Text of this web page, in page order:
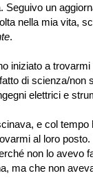
Seguivo un
nella mia vita,
.
iniziato a
di scienza/non
elettrici e
e col
al loro
non lo avevo
ma che non